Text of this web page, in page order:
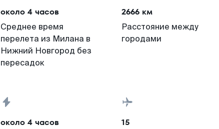
около 4 часов
Среднее время
перелета из Милана в
Нижний Новгород без
пересадок
2666 км
Расстояние между
городами
около 4 часов 15